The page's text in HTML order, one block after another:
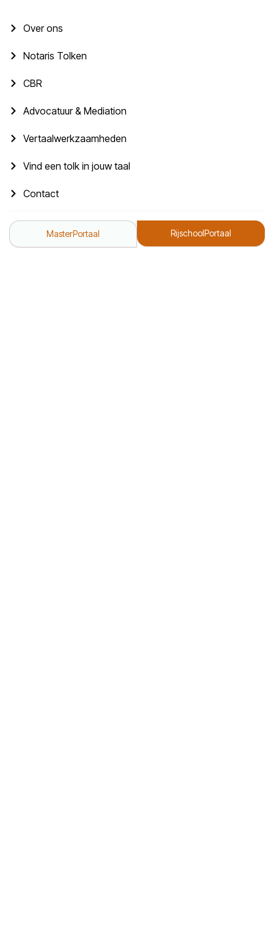
Over ons
Notaris Tolken
CBR
Advocatuur & Mediation
Vertaalwerkzaamheden
Vind een tolk in jouw taal
Contact
MasterPortaal RijschoolPortaal